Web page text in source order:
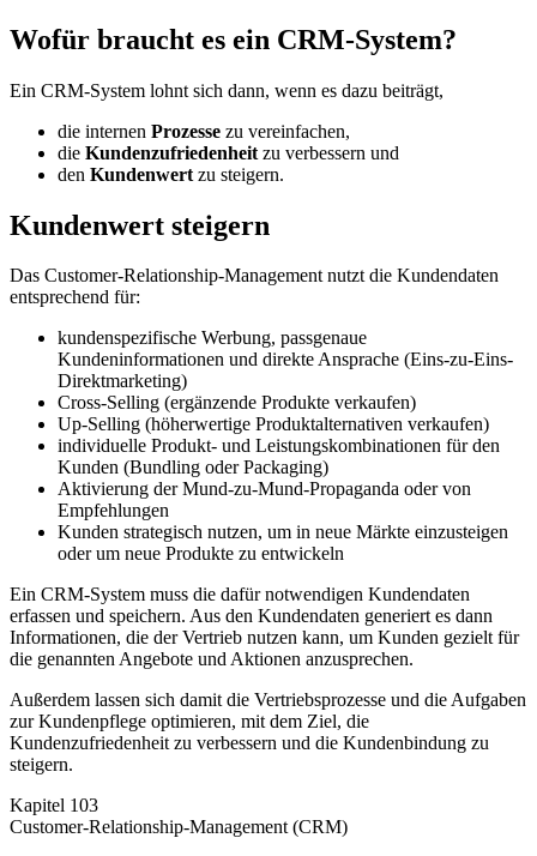
Wofür braucht es ein CRM-System?
Ein CRM-System lohnt sich dann, wenn es dazu beiträgt,
die internen Prozesse zu vereinfachen,
die Kundenzufriedenheit zu verbessern und
den Kundenwert zu steigern.
Kundenwert steigern
Das Customer-Relationship-Management nutzt die Kundendaten
entsprechend für:
kundenspezifische Werbung, passgenaue
Kundeninformationen und direkte Ansprache (Eins-zu-Eins-
Direktmarketing)
Cross-Selling (ergänzende Produkte verkaufen)
Up-Selling (höherwertige Produktalternativen verkaufen)
individuelle Produkt- und Leistungskombinationen für den
Kunden (Bundling oder Packaging)
Aktivierung der Mund-zu-Mund-Propaganda oder von
Empfehlungen
Kunden strategisch nutzen, um in neue Märkte einzusteigen
oder um neue Produkte zu entwickeln
Ein CRM-System muss die dafür notwendigen Kundendaten
erfassen und speichern. Aus den Kundendaten generiert es dann
Informationen, die der Vertrieb nutzen kann, um Kunden gezielt für
die genannten Angebote und Aktionen anzusprechen.
Außerdem lassen sich damit die Vertriebsprozesse und die Aufgaben
zur Kundenpflege optimieren, mit dem Ziel, die
Kundenzufriedenheit zu verbessern und die Kundenbindung zu
steigern.
Kapitel 103
Customer-Relationship-Management (CRM)